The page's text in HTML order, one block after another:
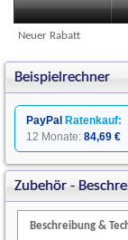
Neuer Rabatt
Beispielrechner
PayPal Ratenkauf:
12 Monate: 84,69 €
Zubehör -
Beschreibung &